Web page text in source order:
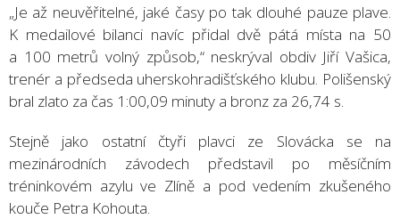
„Je až neuvěřitelné, jaké časy po tak dlouhé pauze plave.
K medailové bilanci navíc přidal dvě pátá místa na 50
a 100 metrů volný způsob,“ neskrýval obdiv Jiří Vašica,
trenér a předseda uherskohradišťského klubu. Polišenský
bral zlato za čas 1:00,09 minuty a bronz za 26,74 s.
Stejně jako ostatní čtyři plavci ze Slovácka se na
mezinárodních závodech představil po měsíčním
tréninkovém azylu ve Zlíně a pod vedením zkušeného
kouče Petra Kohouta.